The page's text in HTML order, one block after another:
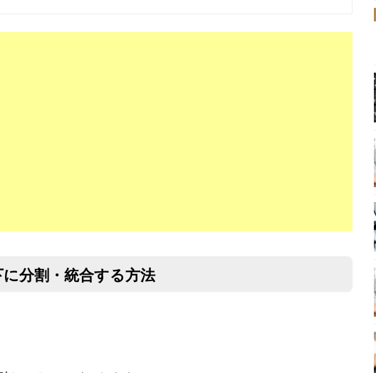
分割・統合する方法